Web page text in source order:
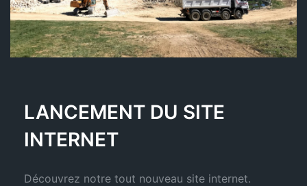
LANCEMENT DU SITE
INTERNET
Découvrez notre tout nouveau site internet.